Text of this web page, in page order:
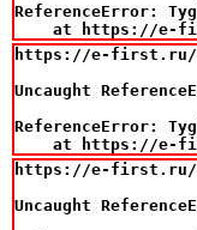
ReferenceError:
at https://e-
https://e-first.ru/t2-
Uncaught
ReferenceError:
at https://e-
https://e-first.ru/t2-
Uncaught